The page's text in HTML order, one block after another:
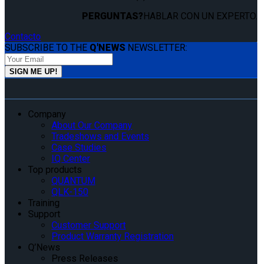
PERGUNTAS?HABLAR CON UN EXPERTO.
Contacto
SUBSCRIBE TO THE Q'NEWS NEWSLETTER:
Company
About Our Company
Tradeshows and Events
Case Studies
IQ Center
Top products
QUANTUM
QLK-150
Training
Support
Customer Support
Product Warranty Registration
Q’News
Press Releases